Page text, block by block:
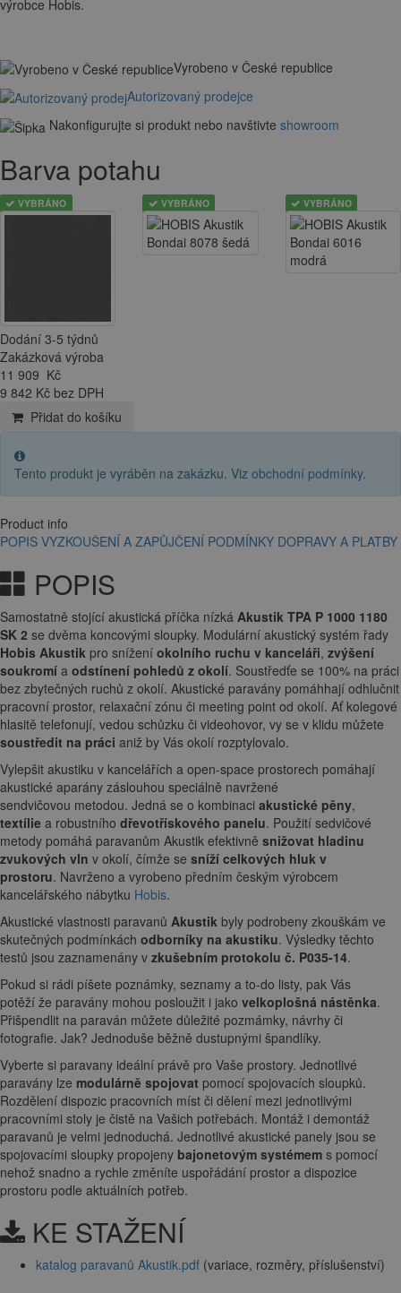
výrobce Hobis.
Vyrobeno v České republice
Autorizovaný prodejce
Nakonfigurujte si produkt nebo navštivte showroom
Barva potahu
VYBRÁNO VYBRÁNO VYBRÁNO
Dodání 3-5 týdnů
Zakázková výroba
11 909 Kč
9 842 Kč bez DPH
Přidat do košíku
Tento produkt je vyráběn na zakázku. Viz obchodní podmínky.
Product info
POPIS VYZKOUŠENÍ A ZAPŮJČENÍ PODMÍNKY DOPRAVY A PLATBY
POPIS
Samostatně stojící akustická příčka nízká Akustik TPA P 1000 1180
SK 2 se dvěma koncovými sloupky. Modulární akustický systém řady
Hobis Akustik pro snížení okolního ruchu v kanceláři, zvýšení
soukromí a odstínení pohledů z okolí. Soustředťe se 100% na práci
bez zbytečných ruchů z okolí. Akustické paravány pomáhhají odhlučnit
pracovní prostor, relaxační zónu či meeting point od okolí. Ať kolegové
hlasitě telefonují, vedou schůzku či videohovor, vy se v klidu můžete
soustředit na práci aniž by Vás okolí rozptylovalo.
Vylepšit akustiku v kancelářích a open-space prostorech pomáhají
akustické aparány záslouhou speciálně navržené
sendvičovou metodou. Jedná se o kombinaci akustické pěny,
textílie a robustního dřevotřískového panelu. Použití sedvičové
metody pomáhá paravanům Akustik efektivně snižovat hladinu
zvukových vln v okolí, čímže se sníží celkových hluk v
prostoru. Navrženo a vyrobeno předním českým výrobcem
kancelářského nábytku Hobis.
Akustické vlastnosti paravanů Akustik byly podrobeny zkouškám ve
skutečných podmínkách odborníky na akustiku. Výsledky těchto
testů jsou zaznamenány v zkušebním protokolu č. P035-14.
Pokud si rádi píšete poznámky, seznamy a to-do listy, pak Vás
potěží že paravány mohou posloužit i jako velkoplošná nástěnka.
Přišpendlit na paraván můžete důležité pozmámky, návrhy či
fotografie. Jak? Jednoduše běžně dustupnými špandlíky.
Vyberte si paravany ideální právě pro Vaše prostory. Jednotlivé
paravány lze modulárně spojovat pomocí spojovacích sloupků.
Rozdělení dispozic pracovních míst či dělení mezi jednotlivými
pracovními stoly je čistě na Vašich potřebách. Montáž i demontáž
paravanů je velmi jednoduchá. Jednotlivé akustické panely jsou se
spojovacími sloupky propojeny bajonetovým systémem s pomocí
nehož snadno a rychle změníte uspořádání prostor a dispozice
prostoru podle aktuálních potřeb.
KE STAŽENÍ
katalog paravanů Akustik.pdf (variace, rozměry, příslušenství)